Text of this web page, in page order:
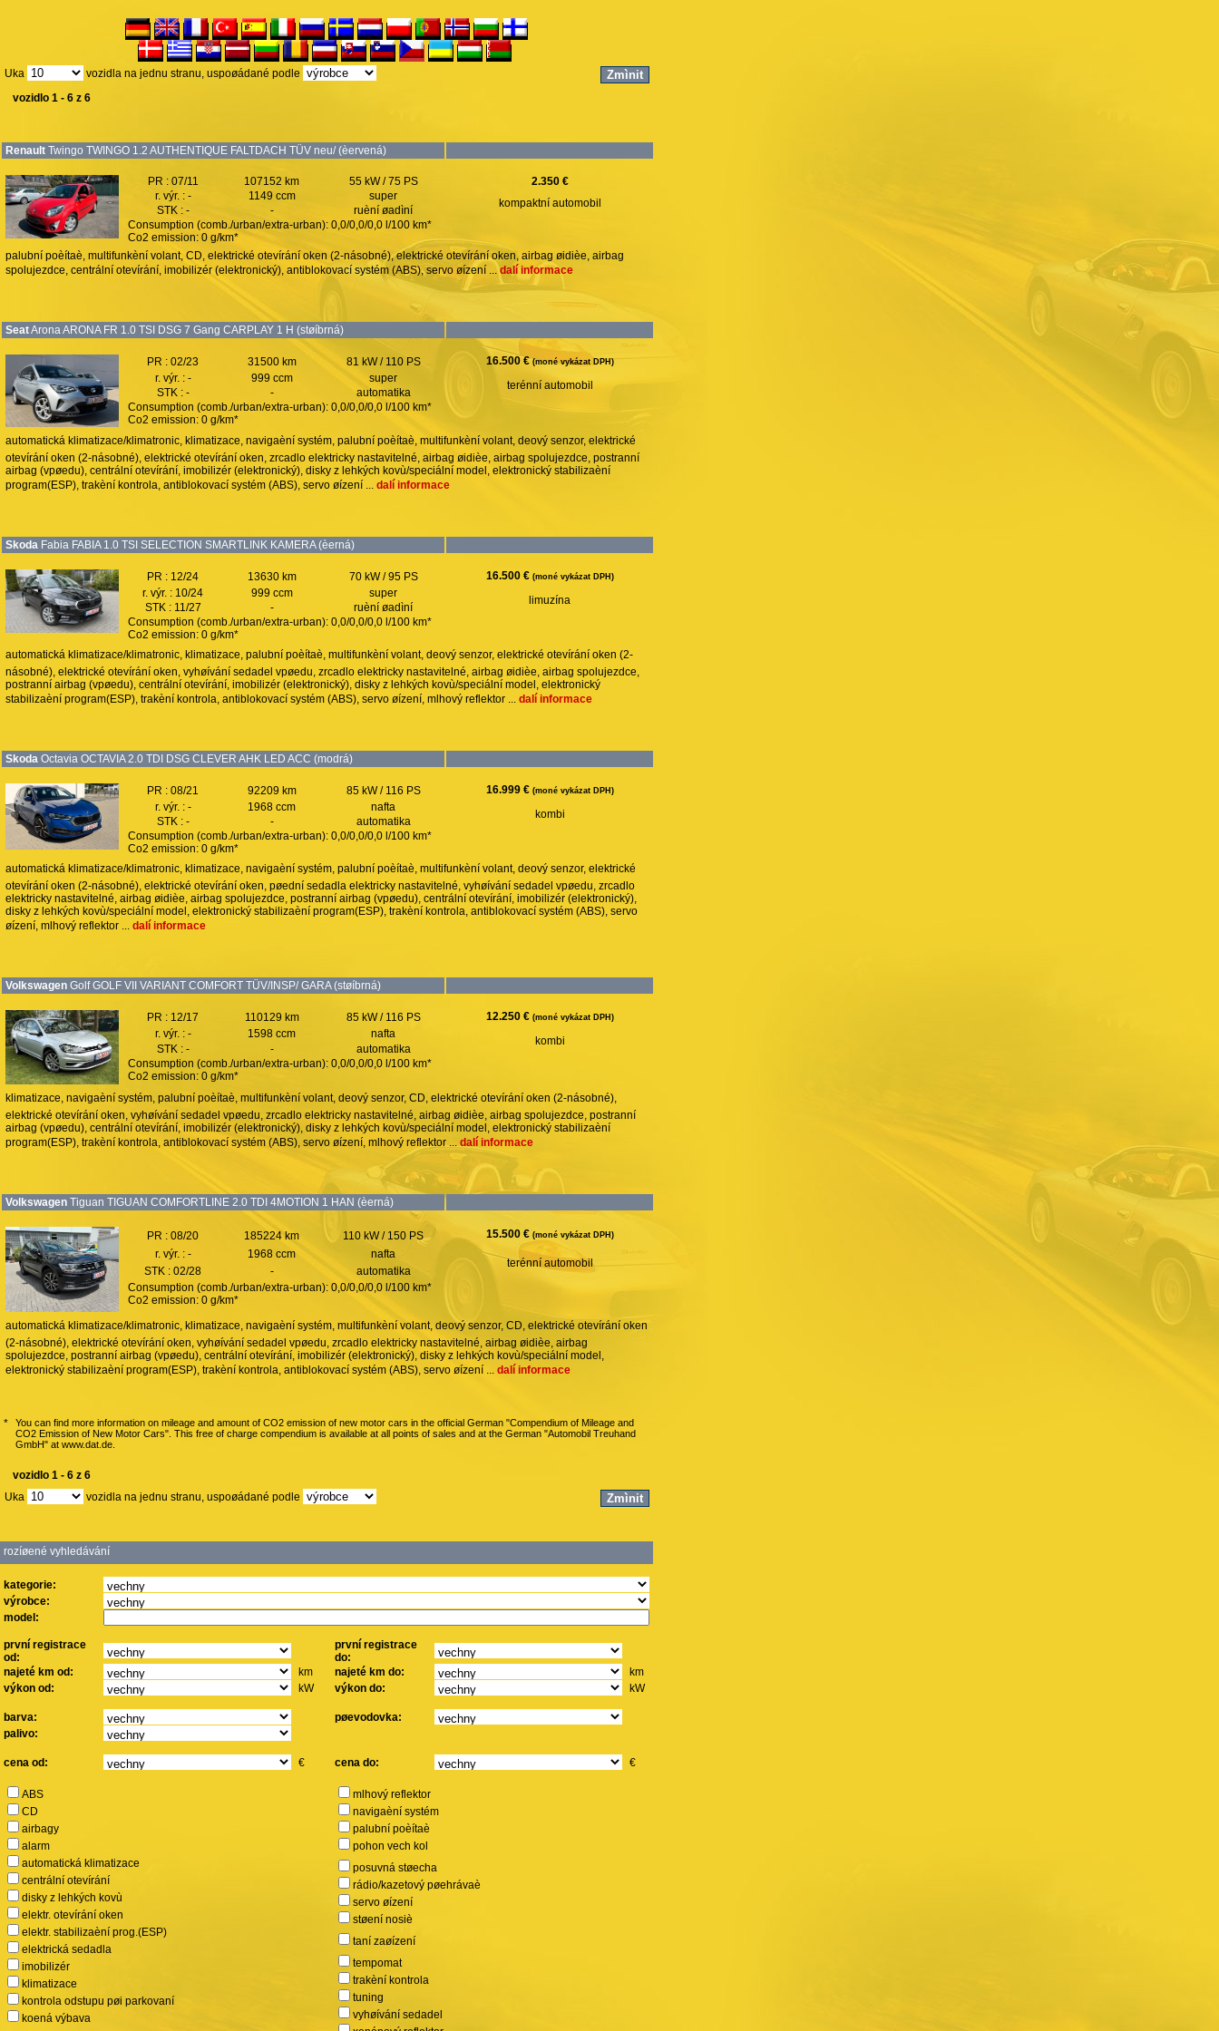
Uka
vozidla na jednu stranu, uspoøádané podle
vozidlo 1 - 6 z 6
Renault Twingo TWINGO 1.2 AUTHENTIQUE FALTDACH TÜV neu/ (èervená)
PR : 07/11 107152 km 55 kW / 75 PS
2.350 €
r. výr. : -
1149 ccm super
kompaktní automobil
STK : - -
ruèní øadìní
Consumption (comb./urban/extra-urban): 0,0/0,0/0,0 l/100 km*
Co2 emission: 0 g/km*
palubní poèítaè, multifunkèní volant, CD, elektrické otevírání oken (2-násobné), elektrické otevírání oken, airbag øidièe, airbag
spolujezdce, centrální otevírání, imobilizér (elektronický), antiblokovací systém (ABS), servo øízení ...dalí informace
SeatArona ARONA FR 1.0 TSI DSG 7 Gang CARPLAY 1 H (støíbrná)
PR : 02/23 31500 km 81 kW / 110 PS 16.500 €(moné vykázat DPH)
r. výr. : - 999 ccm super
terénní automobil
STK : - -
automatika
Consumption (comb./urban/extra-urban): 0,0/0,0/0,0 l/100 km*
Co2 emission: 0 g/km*
automatická klimatizace/klimatronic, klimatizace, navigaèní systém, palubní poèítaè, multifunkèní volant, deový senzor, elektrické
otevírání oken (2-násobné), elektrické otevírání oken, zrcadlo elektricky nastavitelné, airbag øidièe, airbag spolujezdce, postranní
airbag (vpøedu), centrální otevírání, imobilizér (elektronický), disky z lehkých kovù/speciální model, elektronický stabilizaèní
program(ESP), trakèní kontrola, antiblokovací systém (ABS), servo øízení ... dalí informace
Skoda Fabia FABIA 1.0 TSI SELECTION SMARTLINK KAMERA (èerná)
PR : 12/24 13630 km 70 kW / 95 PS 16.500 € (moné vykázat DPH)
r. výr. : 10/24 999 ccm super
limuzína
STK : 11/27 -
ruèní øadìní
Consumption (comb./urban/extra-urban): 0,0/0,0/0,0 l/100 km*
Co2 emission: 0 g/km*
automatická klimatizace/klimatronic, klimatizace, palubní poèítaè, multifunkèní volant, deový senzor, elektrické otevírání oken (2-
násobné), elektrické otevírání oken, vyhøívání sedadel vpøedu, zrcadlo elektricky nastavitelné, airbag øidièe, airbag spolujezdce,
postranní airbag (vpøedu), centrální otevírání, imobilizér (elektronický), disky z lehkých kovù/speciální model, elektronický
stabilizaèní program(ESP), trakèní kontrola, antiblokovací systém (ABS), servo øízení, mlhový reflektor ... dalí informace
Skoda Octavia OCTAVIA 2.0 TDI DSG CLEVER AHK LED ACC (modrá)
PR : 08/21 92209 km 85 kW / 116 PS 16.999 € (moné vykázat DPH)
r. výr. : - 1968 ccm nafta
kombi
STK : - -
automatika
Consumption (comb./urban/extra-urban): 0,0/0,0/0,0 l/100 km*
Co2 emission: 0 g/km*
automatická klimatizace/klimatronic, klimatizace, navigaèní systém, palubní poèítaè, multifunkèní volant, deový senzor, elektrické
otevírání oken (2-násobné), elektrické otevírání oken, pøední sedadla elektricky nastavitelné, vyhøívání sedadel vpøedu, zrcadlo
elektricky nastavitelné, airbag øidièe, airbag spolujezdce, postranní airbag (vpøedu), centrální otevírání, imobilizér (elektronický),
disky z lehkých kovù/speciální model, elektronický stabilizaèní program(ESP), trakèní kontrola, antiblokovací systém (ABS), servo
øízení, mlhový reflektor ... dalí informace
Volkswagen Golf GOLF VII VARIANT COMFORT TÜV/INSP/ GARA (støíbrná)
PR : 12/17 110129 km 85 kW / 116 PS 12.250 € (moné vykázat DPH)
r. výr. : - 1598 ccm nafta
kombi
STK : - -
automatika
Consumption (comb./urban/extra-urban): 0,0/0,0/0,0 l/100 km*
Co2 emission: 0 g/km*
klimatizace, navigaèní systém, palubní poèítaè, multifunkèní volant, deový senzor, CD, elektrické otevírání oken (2-násobné),
elektrické otevírání oken, vyhøívání sedadel vpøedu, zrcadlo elektricky nastavitelné, airbag øidièe, airbag spolujezdce, postranní
airbag (vpøedu), centrální otevírání, imobilizér (elektronický), disky z lehkých kovù/speciální model, elektronický stabilizaèní
program(ESP), trakèní kontrola, antiblokovací systém (ABS), servo øízení, mlhový reflektor ... dalí informace
Volkswagen Tiguan TIGUAN COMFORTLINE 2.0 TDI 4MOTION 1 HAN (èerná)
PR : 08/20 185224 km 110 kW / 150 PS 15.500 € (moné vykázat DPH)
r. výr. : - 1968 ccm nafta
terénní automobil
STK : 02/28 -
automatika
Consumption (comb./urban/extra-urban): 0,0/0,0/0,0 l/100 km*
Co2 emission: 0 g/km*
automatická klimatizace/klimatronic, klimatizace, navigaèní systém, multifunkèní volant, deový senzor, CD, elektrické otevírání oken
(2-násobné), elektrické otevírání oken, vyhøívání sedadel vpøedu, zrcadlo elektricky nastavitelné, airbag øidièe, airbag
spolujezdce, postranní airbag (vpøedu), centrální otevírání, imobilizér (elektronický), disky z lehkých kovù/speciální model,
elektronický stabilizaèní program(ESP), trakèní kontrola, antiblokovací systém (ABS), servo øízení ... dalí informace
*
You can find more information on mileage and amount of CO2 emission of new motor cars in the official German "Compendium of Mileage and
CO2 Emission of New Motor Cars". This free of charge compendium is available at all points of sales and at the German "Automobil Treuhand
GmbH" at www.dat.de.
vozidlo 1 - 6 z 6
Uka
vozidla na jednu stranu, uspoøádané podle
rozíøené vyhledávání
kategorie:
výrobce:
model:
první registrace
od:
první registrace
do:
najeté km od:
km najeté km do:
km
výkon od:
kW výkon do: kW
barva:
pøevodovka:
palivo:
cena od: € cena do: €
ABS
CD
airbagy
alarm
automatická klimatizace
centrální otevírání
disky z lehkých kovù
elektr. otevírání oken
elektr. stabilizaèní prog.(ESP)
elektrická sedadla
imobilizér
klimatizace
kontrola odstupu pøi parkovaní
koená výbava
mlhový reflektor
navigaèní systém
palubní poèítaè
pohon vech kol
posuvná støecha
rádio/kazetový pøehrávaè
servo øízení
støení nosiè
taní zaøízení
tempomat
trakèní kontrola
tuning
vyhøívání sedadel